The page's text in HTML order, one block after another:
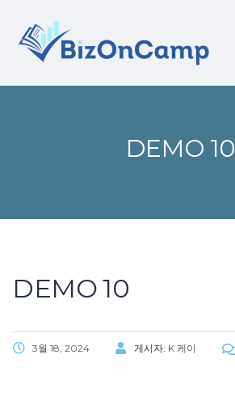
DEMO 10
DEMO 10
3월 18, 2024 게시자: K 케이